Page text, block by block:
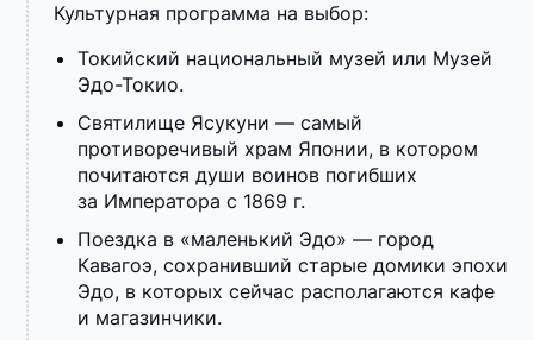
Культурная программа на выбор:
Токийский национальный музей или Музей
Эдо-Токио.
Святилище Ясукуни — самый
противоречивый храм Японии, в котором
почитаются души воинов погибших
за Императора с 1869 г.
Поездка в «маленький Эдо» — город
Кавагоэ, сохранивший старые домики эпохи
Эдо, в которых сейчас располагаются кафе
и магазинчики.